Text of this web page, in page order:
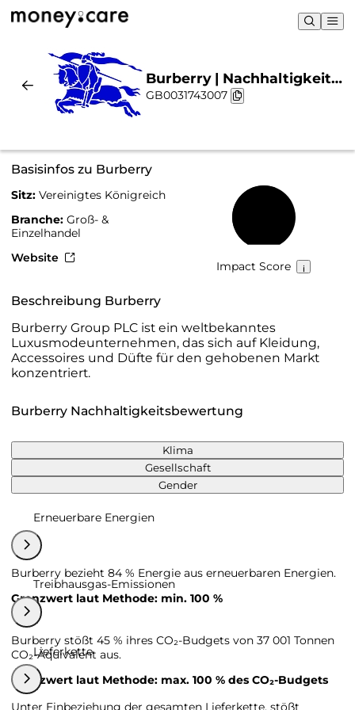
Burberry | Nachhaltigkeit
& Chart
GB0031743007
Basisinfos zu Burberry
Sitz: Vereinigtes Königreich
Branche: Groß- &
Einzelhandel
Website
Impact Score
Beschreibung Burberry
Burberry Group PLC ist ein weltbekanntes
Luxusmodeunternehmen, das sich auf Kleidung,
Accessoires und Düfte für den gehobenen Markt
konzentriert.
Burberry Nachhaltigkeitsbewertung
Klima
Gesellschaft
Gender
Erneuerbare Energien
Burberry bezieht 84 % Energie aus erneuerbaren Energien.
Grenzwert laut Methode: min. 100 %
Treibhausgas-Emissionen
Burberry stößt 45 % ihres CO₂-Budgets von 37 001 Tonnen
CO₂-Äquivalent aus.
Grenzwert laut Methode: max. 100 % des CO₂-Budgets
Lieferkette
Unter Einbeziehung der gesamten Lieferkette, stößt